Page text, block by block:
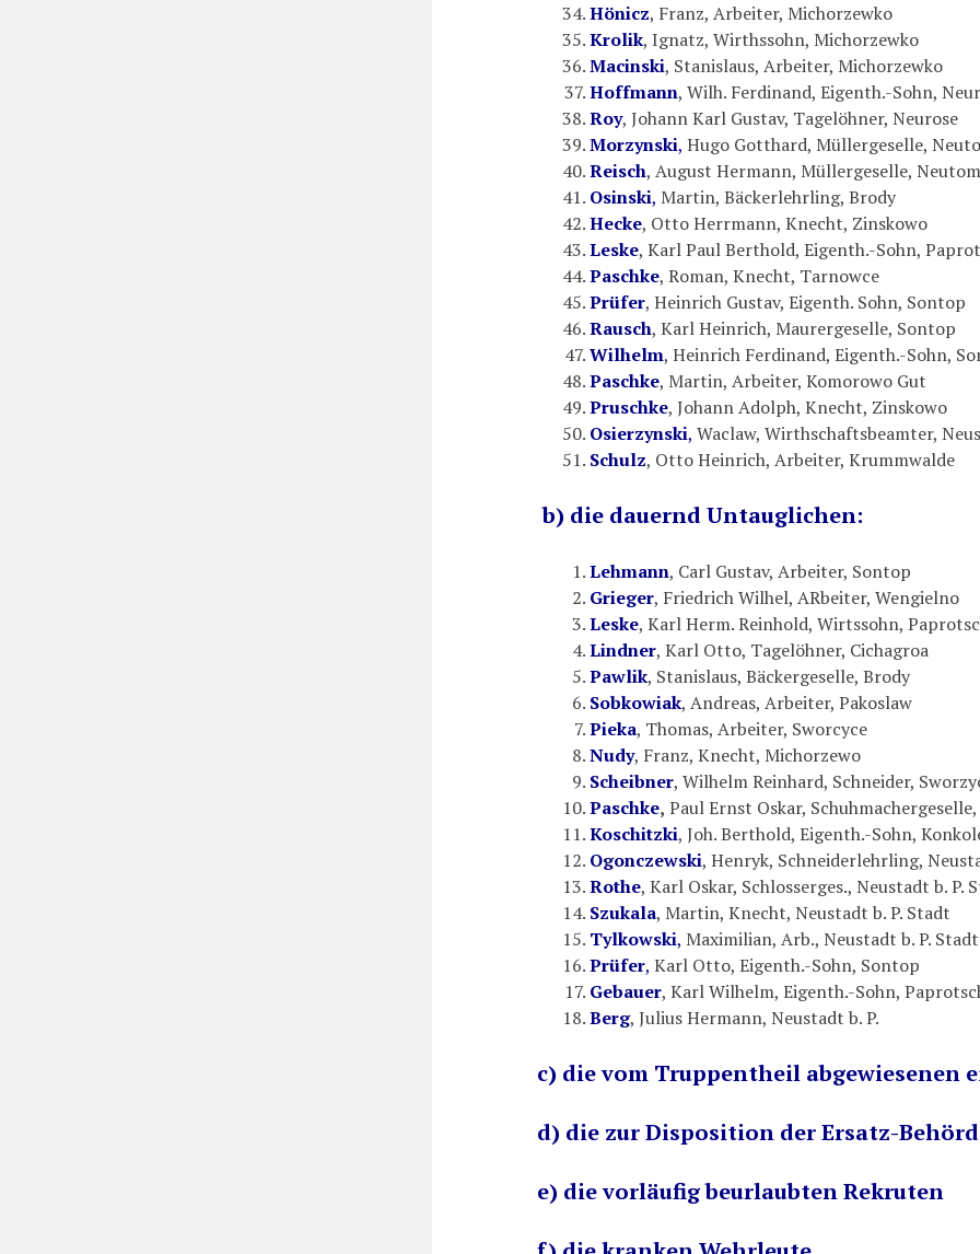
Hönicz, Franz, Arbeiter, Michorzewko
Krolik, Ignatz, Wirthssohn, Michorzewko
Macinski, Stanislaus, Arbeiter, Michorzewko
Hoffmann, Wilh. Ferdinand, Eigenth.-Sohn,
Roy, Johann Karl Gustav, Tagelöhner, Neurose
Morzynski, Hugo Gotthard, Müllergeselle,
Reisch, August Hermann, Müllergeselle,
Osinski, Martin, Bäckerlehrling, Brody
Hecke, Otto Herrmann, Knecht, Zinskowo
Leske, Karl Paul Berthold, Eigenth.-Sohn,
Paschke, Roman, Knecht, Tarnowce
Prüfer, Heinrich Gustav, Eigenth. Sohn, Sontop
Rausch, Karl Heinrich, Maurergeselle, Sontop
Wilhelm, Heinrich Ferdinand, Eigenth.-Sohn,
Paschke, Martin, Arbeiter, Komorowo Gut
Pruschke, Johann Adolph, Knecht, Zinskowo
Osierzynski, Waclaw, Wirthschaftsbeamter,
Schulz, Otto Heinrich, Arbeiter, Krummwalde
b) die dauernd Untauglichen:
Lehmann, Carl Gustav, Arbeiter, Sontop
Grieger, Friedrich Wilhel, ARbeiter, Wengielno
Leske, Karl Herm. Reinhold, Wirtssohn,
Lindner, Karl Otto, Tagelöhner, Cichagroa
Pawlik, Stanislaus, Bäckergeselle, Brody
Sobkowiak, Andreas, Arbeiter, Pakoslaw
Pieka, Thomas, Arbeiter, Sworcyce
Nudy, Franz, Knecht, Michorzewo
Scheibner, Wilhelm Reinhard, Schneider,
Paschke, Paul Ernst Oskar,
Koschitzki, Joh. Berthold, Eigenth.-Sohn,
Ogonczewski, Henryk, Schneiderlehrling,
Rothe, Karl Oskar, Schlosserges., Neustadt b. P.
Szukala, Martin, Knecht, Neustadt b. P. Stadt
Tylkowski, Maximilian, Arb., Neustadt b. P. Stadt
Prüfer, Karl Otto, Eigenth.-Sohn, Sontop
Gebauer, Karl Wilhelm, Eigenth.-Sohn,
Berg, Julius Hermann, Neustadt b. P.
c) die vom Truppentheil
d) die zur Disposition der Ersatz-
e) die vorläufig beurlaubten Rekruten